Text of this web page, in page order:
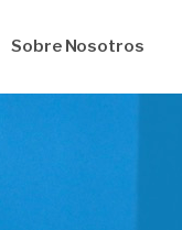
Sobre Nosotros